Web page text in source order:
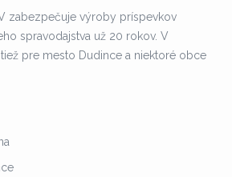
zabezpečuje výroby príspevkov
spravodajstva už 20 rokov. V
pre mesto Dudince a niektoré obce